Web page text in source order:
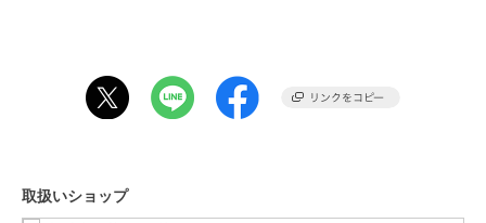
示、アテンションタグ、ご使用上の注意事項などを必ずご確認下さ
い。本来の目的以外にはご使用にならないで下さい。カメラやモニタ
プレゼント 贈り物 ギフト お返し 引っ越し祝い 新生活 お祝い 内祝い
取扱いショップ